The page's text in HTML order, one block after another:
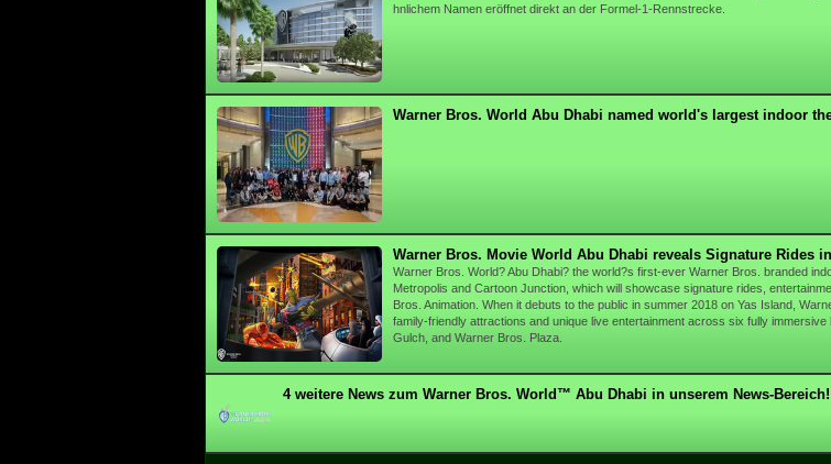
hnlichem Namen eröffnet direkt an der Formel-1-Rennstrecke.
Warner Bros. World Abu Dhabi named world's largest indoor
Warner Bros. Movie World Abu Dhabi reveals Signature Rides
Warner Bros. World? Abu Dhabi? the world?s first-ever Warner Bros. branded
Metropolis and Cartoon Junction, which will showcase signature rides,
Bros. Animation. When it debuts to the public in summer 2018 on Yas Island,
family-friendly attractions and unique live entertainment across six fully
Gulch, and Warner Bros. Plaza.
4 weitere News zum Warner Bros. World™ Abu Dhabi in unserem News-Bereich!